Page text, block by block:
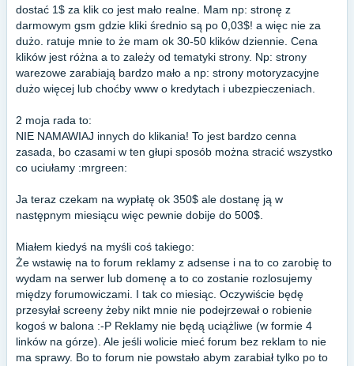
dostać 1$ za klik co jest mało realne. Mam np: stronę z
darmowym gsm gdzie kliki średnio są po 0,03$! a więc nie za
dużo. ratuje mnie to że mam ok 30-50 klików dziennie. Cena
klików jest różna a to zależy od tematyki strony. Np: strony
warezowe zarabiają bardzo mało a np: strony motoryzacyjne
dużo więcej lub choćby www o kredytach i ubezpieczeniach.
2 moja rada to:
NIE NAMAWIAJ innych do klikania! To jest bardzo cenna
zasada, bo czasami w ten głupi sposób można stracić wszystko
co uciułamy :mrgreen:
Ja teraz czekam na wypłatę ok 350$ ale dostanę ją w
następnym miesiącu więc pewnie dobije do 500$.
Miałem kiedyś na myśli coś takiego:
Że wstawię na to forum reklamy z adsense i na to co zarobię to
wydam na serwer lub domenę a to co zostanie rozlosujemy
między forumowiczami. I tak co miesiąc. Oczywiście będę
przesyłał screeny żeby nikt mnie nie podejrzewał o robienie
kogoś w balona :-P Reklamy nie będą uciążliwe (w formie 4
linków na górze). Ale jeśli wolicie mieć forum bez reklam to nie
ma sprawy. Bo to forum nie powstało abym zarabiał tylko po to